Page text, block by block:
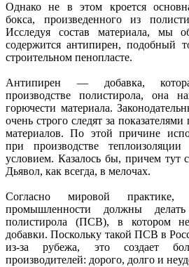
Однако не в этом кроется
бокса, произведенного из
Исследуя состав материала, мы
содержится антипирен, подобный
строительном пенопласте.
Антипирен — добавка,
производстве полистирола, она
горючести материала.
очень строго следят за
материалов. По этой причине
при производстве теплоизоляции
условием. Казалось бы, причем тут
Дьявол, как всегда, в мелочах.
Согласно мировой
промышленности должны
полистирола (ПСВ), в котором
добавки. Поскольку такой ПСВ в
из-за рубежа, это создает
производителей: дорого, долго и